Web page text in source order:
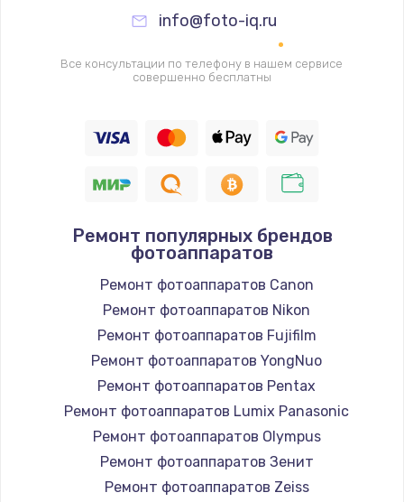
Замена термопредохранителя
700 руб.
Заказать
2500 руб.
1400 руб.
Заказать
Замена / ремонт электронного модуля
управления
Заказать
Замена конфорки
Заказать
info@foto-iq.ru
Все консультации по телефону в нашем сервисе
совершенно бесплатны
Ремонт популярных брендов
фотоаппаратов
Ремонт фотоаппаратов Canon
Ремонт фотоаппаратов Nikon
Ремонт фотоаппаратов Fujifilm
Ремонт фотоаппаратов YongNuo
Ремонт фотоаппаратов Pentax
Ремонт фотоаппаратов Lumix Panasonic
Ремонт фотоаппаратов Olympus
Ремонт фотоаппаратов Зенит
Ремонт фотоаппаратов Zeiss